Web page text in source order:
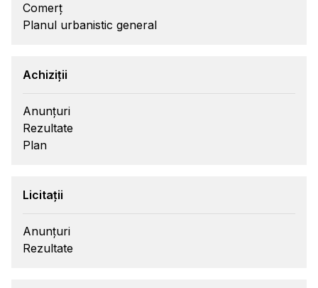
Comerț
Planul urbanistic general
Achiziții
Anunțuri
Rezultate
Plan
Licitații
Anunțuri
Rezultate